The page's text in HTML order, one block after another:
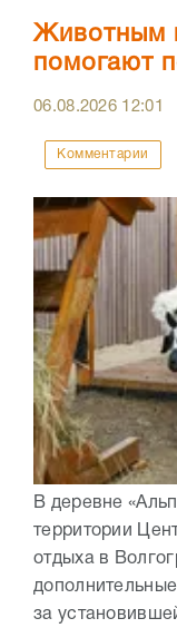
Животным
помогают
06.08.2026 12:01
Комментарии
В деревне
территории
отдыха в
за